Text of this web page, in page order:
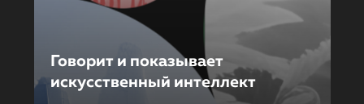
Говорит и показывает
искусственный интеллект